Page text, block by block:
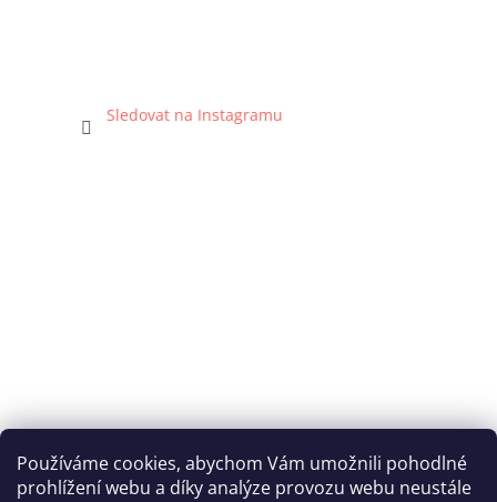
Používáme cookies, abychom Vám umožnili pohodlné
prohlížení webu a díky analýze provozu webu neustále
Sledovat na Instagramu
Katka Hromasová Foto